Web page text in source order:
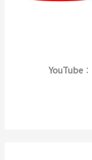
YouTube ：